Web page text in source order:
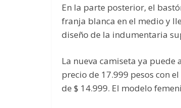
En la parte posterior, el
franja blanca en el medio y
diseño de la indumentaria
La nueva camiseta ya
precio de 17.999 pesos con
de $ 14.999. El modelo